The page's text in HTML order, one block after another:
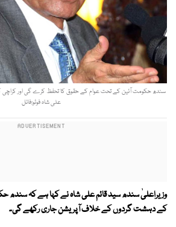
سندھ حکومت آئین کے تحت عوام کے حقوق کا تحفظ کرے گی اور کراچی کو
علی شاہ فوٹو:فائل
وزیراعلیٰ سندھ سید قائم علی شاہ نے کہا ہے کہ سندھ
کے دہشت گردوں کے خلاف آپریشن جاری رکھے گی۔